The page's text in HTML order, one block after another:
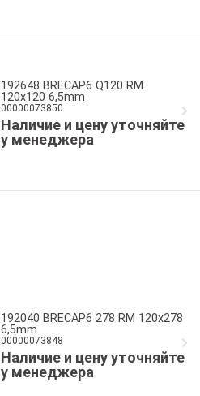
192648 BRECAP6 Q120 RM
120x120 6,5mm
00000073850
Наличие и цену уточняйте
у менеджера
192040 BRECAP6 278 RM 120x278
6,5mm
00000073848
Наличие и цену уточняйте
у менеджера